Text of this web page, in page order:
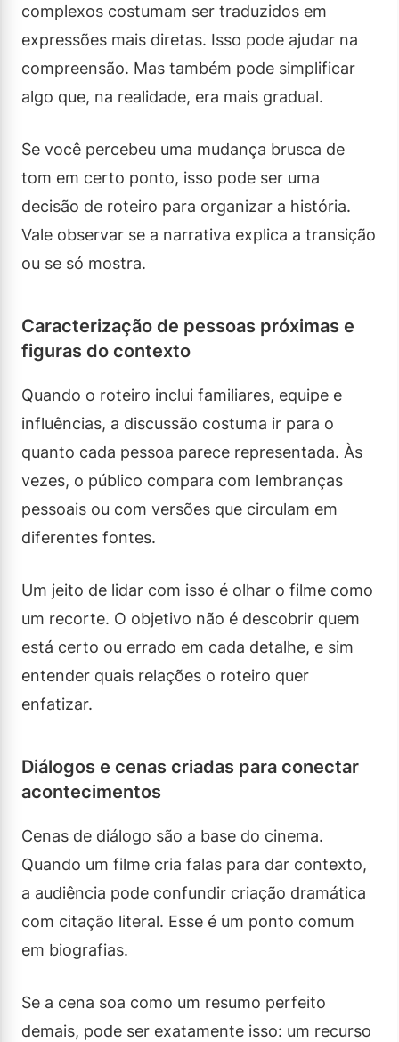
complexos costumam ser traduzidos em
expressões mais diretas. Isso pode ajudar na
compreensão. Mas também pode simplificar
algo que, na realidade, era mais gradual.
Se você percebeu uma mudança brusca de
tom em certo ponto, isso pode ser uma
decisão de roteiro para organizar a história.
Vale observar se a narrativa explica a transição
ou se só mostra.
Caracterização de pessoas próximas e
figuras do contexto
Quando o roteiro inclui familiares, equipe e
influências, a discussão costuma ir para o
quanto cada pessoa parece representada. Às
vezes, o público compara com lembranças
pessoais ou com versões que circulam em
diferentes fontes.
Um jeito de lidar com isso é olhar o filme como
um recorte. O objetivo não é descobrir quem
está certo ou errado em cada detalhe, e sim
entender quais relações o roteiro quer
enfatizar.
Diálogos e cenas criadas para conectar
acontecimentos
Cenas de diálogo são a base do cinema.
Quando um filme cria falas para dar contexto,
a audiência pode confundir criação dramática
com citação literal. Esse é um ponto comum
em biografias.
Se a cena soa como um resumo perfeito
demais, pode ser exatamente isso: um recurso